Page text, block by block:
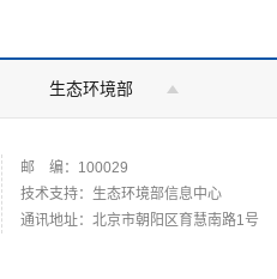
生态环境部
邮 编：100029
技术支持：生态环境部信息中心
通讯地址：北京市朝阳区育慧南路1号